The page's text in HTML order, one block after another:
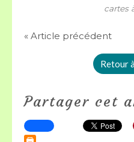
cartes
« Article précédent
Retour
Partager cet